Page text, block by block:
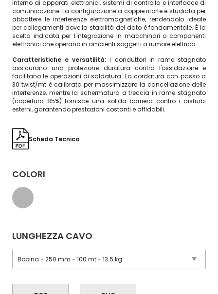
interno di apparati elettronici, sistemi di controllo e interfacce di
comunicazione. La configurazione a coppie ritorte è studiata per
abbattere le interferenze elettromagnetiche, rendendolo ideale
per collegamenti dove la stabilità del dato è fondamentale. È la
scelta indicata per l'integrazione in macchinari o componenti
elettronici che operano in ambienti soggetti a rumore elettrico.
Caratteristiche e versatilità:I conduttori in rame stagnato
assicurano una protezione duratura contro l'ossidazione e
facilitano le operazioni di saldatura. La cordatura con passo a
30 twist/mt è calibrata per massimizzare la cancellazione delle
interferenze, mentre la schermatura a treccia in rame stagnato
(copertura 85%) fornisce una solida barriera contro i disturbi
esterni, garantendo prestazioni costanti e affidabili.
Scheda Tecnica
COLORI
LUNGHEZZA CAVO